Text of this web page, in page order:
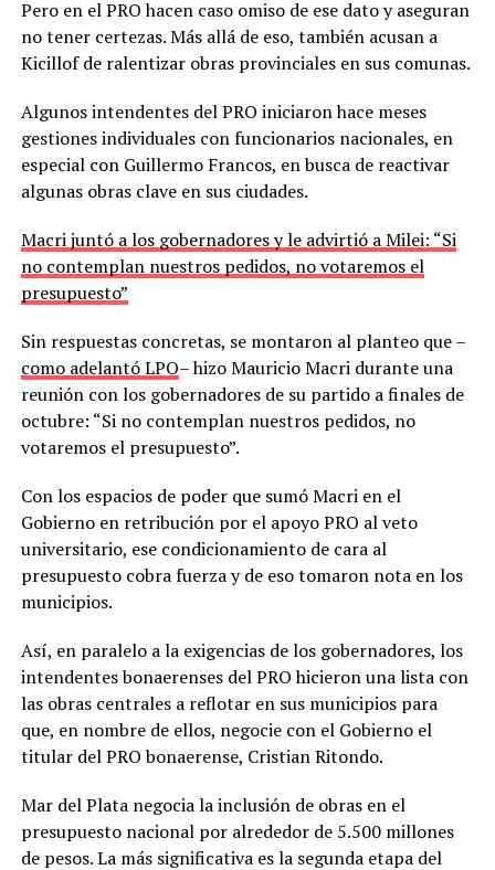
Pero en el PRO hacen caso omiso de ese dato y aseguran
no tener certezas. Más allá de eso, también acusan a
Kicillof de ralentizar obras provinciales en sus comunas.
Algunos intendentes del PRO iniciaron hace meses
gestiones individuales con funcionarios nacionales, en
especial con Guillermo Francos, en busca de reactivar
algunas obras clave en sus ciudades.
Macri juntó a los gobernadores y le advirtió a Milei: “Si
no contemplan nuestros pedidos, no votaremos el
presupuesto”
Sin respuestas concretas, se montaron al planteo que –
como adelantó LPO– hizo Mauricio Macri durante una
reunión con los gobernadores de su partido a finales de
octubre: “Si no contemplan nuestros pedidos, no
votaremos el presupuesto”.
Con los espacios de poder que sumó Macri en el
Gobierno en retribución por el apoyo PRO al veto
universitario, ese condicionamiento de cara al
presupuesto cobra fuerza y de eso tomaron nota en los
municipios.
Así, en paralelo a la exigencias de los gobernadores, los
intendentes bonaerenses del PRO hicieron una lista con
las obras centrales a reflotar en sus municipios para
que, en nombre de ellos, negocie con el Gobierno el
titular del PRO bonaerense, Cristian Ritondo.
Mar del Plata negocia la inclusión de obras en el
presupuesto nacional por alrededor de 5.500 millones
de pesos. La más significativa es la segunda etapa del